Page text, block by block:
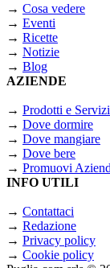
→ Cosa vedere
→ Eventi
→ Ricette
→ Notizie
→ Blog
AZIENDE
→ Prodotti e Servizi
→ Dove dormire
→ Dove mangiare
→ Dove bere
→ Promuovi
INFO UTILI
→ Contattaci
→ Redazione
→ Privacy policy
→ Cookie policy